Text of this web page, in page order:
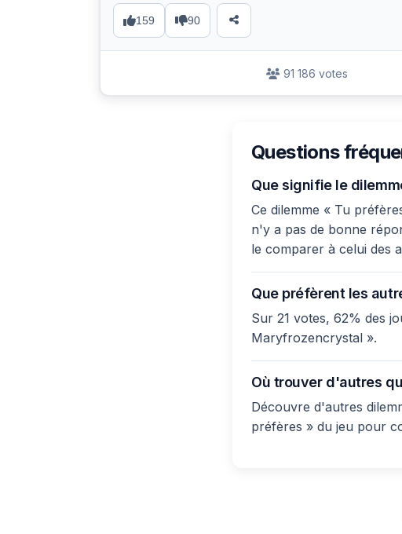
159 90
91 186 votes
Questions
Que signifie le
Ce dilemme « Tu
n'y a pas de bonne
le comparer à celui des
Que préfèrent les
Sur 21 votes, 62% des
Maryfrozencrystal ».
Où trouver d'autres
Découvre d'autres
préfères » du jeu pour